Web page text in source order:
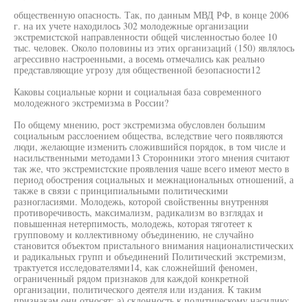
общественную опасность. Так, по данным МВД РФ, в конце 2006
г. на их учете находилось 302 молодежные организации
экстремистской направленности общей численностью более 10
тыс. человек. Около половины из этих организаций (150) являлось
агрессивно настроенными, а восемь отмечались как реально
представляющие угрозу для общественной безопасности12
Каковы социальные корни и социальная база современного
молодежного экстремизма в России?
По общему мнению, рост экстремизма обусловлен большим
социальным расслоением общества, вследствие чего появляются
люди, желающие изменить сложившийся порядок, в том числе и
насильственными методами13 Сторонники этого мнения считают
так же, что экстремистские проявления чаше всего имеют место в
период обострения социальных и межнациональных отношений, а
также в связи с принципиальными политическими
разногласиями. Молодежь, которой свойственны внутренняя
противоречивость, максимализм, радикализм во взглядах и
повышенная нетерпимость, молодежь, которая тяготеет к
групповому и коллективному объединению, не случайно
становится объектом пристального внимания националистических
и радикальных групп и объединений Политический экстремизм,
трактуется исследователями14, как сложнейший феномен,
ограниченный рядом признаков для каждой конкретной
организации, политического деятеля или издания. К таким